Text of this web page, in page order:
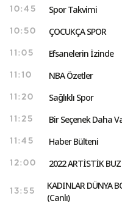
10:45 Spor Takvimi
10:50 ÇOCUKÇA SPOR
11:05 Efsanelerin İzinde
11:10 NBA Özetler
11:20 Sağlıklı Spor
11:25 Bir Seçenek Daha
11:45 Haber Bülteni
12:00 2022 ARTİSTİK
13:55
KADINLAR DÜNYA
(Canlı)